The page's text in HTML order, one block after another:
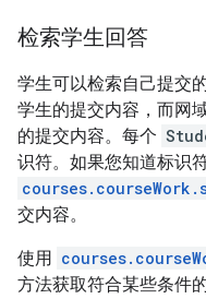
检索学生回答
学生可以检索自己提交
学生的提交内容，而网
的提交内容。每个
识符。如果您知道标识
交内容。
使用
方法获取符合某些条件